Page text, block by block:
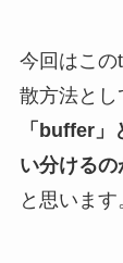
今回はこ
散方法とし
「buffer
い分けるの
と思います